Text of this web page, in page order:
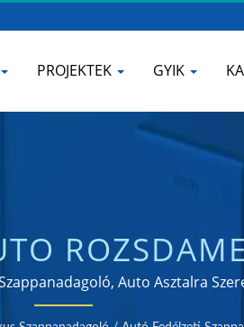
PROJEKTEK GYIK
Auto Asztalra
kézszárító és